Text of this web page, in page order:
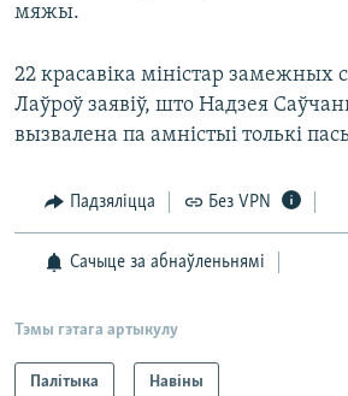
мяжы.
22 красавіка міністар замежных
Лаўроў заявіў, што Надзея
вызвалена па амністыі толькі
Падзяліцца Без VPN
Сачыце за абнаўленьнямі
Тэмы гэтага артыкулу
Палітыка Навіны